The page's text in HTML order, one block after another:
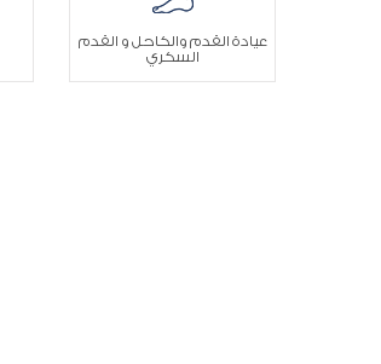
عيادة القدم والكاحل و القدم
السكري